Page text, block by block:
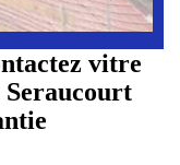
vitre